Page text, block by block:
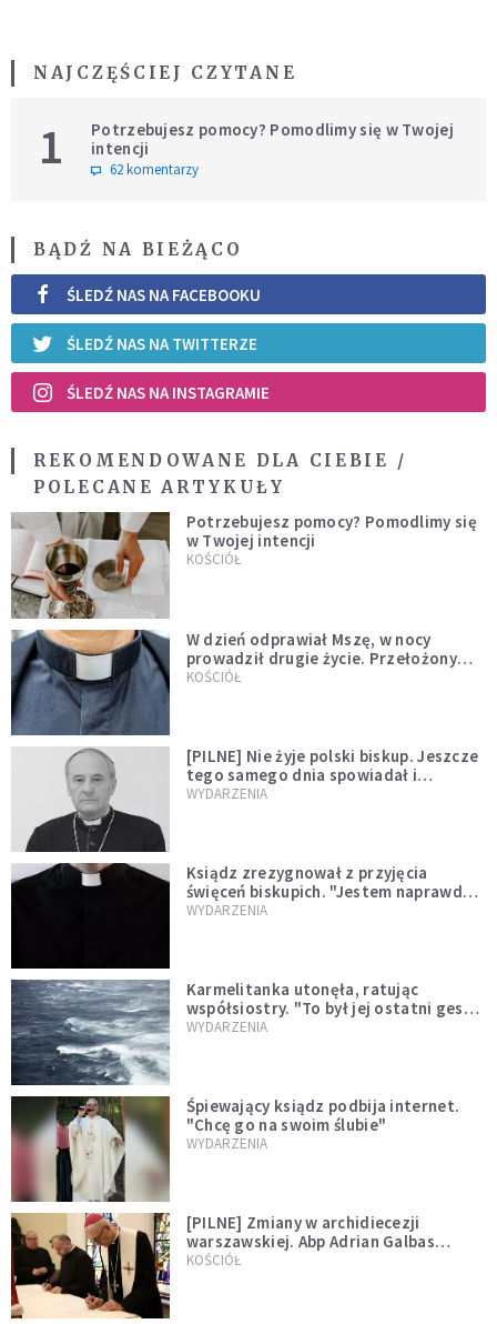
NAJCZĘŚCIEJ CZYTANE
1
Potrzebujesz pomocy? Pomodlimy się w Twojej
intencji
62 komentarzy
BĄDŹ NA BIEŻĄCO
ŚLEDŹ NAS NA FACEBOOKU
ŚLEDŹ NAS NA TWITTERZE
ŚLEDŹ NAS NA INSTAGRAMIE
REKOMENDOWANE DLA CIEBIE /
POLECANE ARTYKUŁY
Potrzebujesz pomocy? Pomodlimy się
w Twojej intencji
KOŚCIÓŁ
W dzień odprawiał Mszę, w nocy
prowadził drugie życie. Przełożony
kazał mu opuścić zakon
KOŚCIÓŁ
[PILNE] Nie żyje polski biskup. Jeszcze
tego samego dnia spowiadał i
sprawował Mszę świętą
WYDARZENIA
Ksiądz zrezygnował z przyjęcia
święceń biskupich. "Jestem naprawdę
niegodny"
WYDARZENIA
Karmelitanka utonęła, ratując
współsiostry. "To był jej ostatni gest
miłości"
WYDARZENIA
Śpiewający ksiądz podbija internet.
"Chcę go na swoim ślubie"
WYDARZENIA
[PILNE] Zmiany w archidiecezji
warszawskiej. Abp Adrian Galbas
wręczył dekrety nowym proboszczom
KOŚCIÓŁ